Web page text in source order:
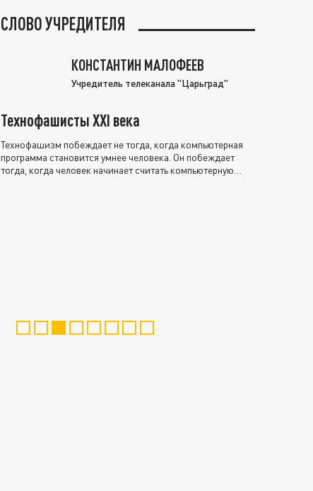
СЛОВО УЧРЕДИТЕЛЯ
КОНСТАНТИН МАЛОФЕЕВ
Учредитель телеканала "Царьград"
Технофашисты XXI века
Технофашизм побеждает не тогда, когда компьютерная
программа становится умнее человека. Он побеждает
тогда, когда человек начинает считать компьютерную